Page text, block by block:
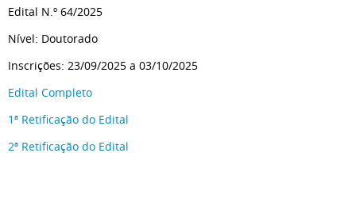
Edital N.º 64/2025
Nível: Doutorado
Inscrições: 23/09/2025 a 03/10/2025
Edital Completo
1ª Retificação do Edital
2ª Retificação do Edital